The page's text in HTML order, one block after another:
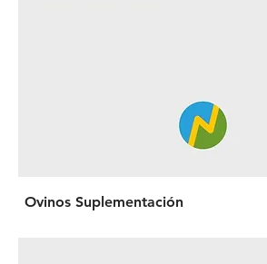
Ovinos Suplementación